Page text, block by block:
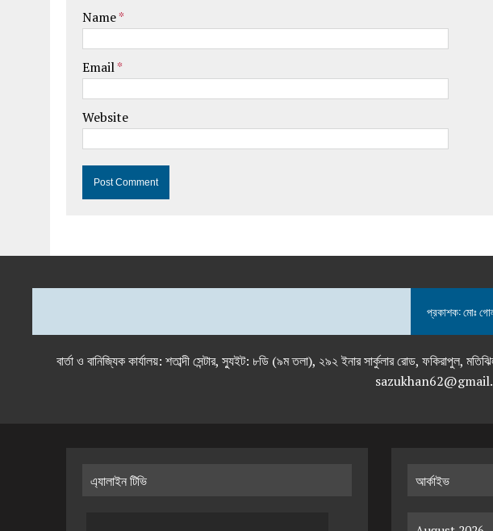
Name*
Email*
Website
প্রকাশক: মোঃ
বার্তা ও বানিজ্যিক কার্যালয়: শতাব্দী সেন্টার, স্যুইট: ৮ডি (৯ম তলা), ২৯২ ইনার সার্কুলার রোড,
এ্যালাইন টিভি আর্কাইভ